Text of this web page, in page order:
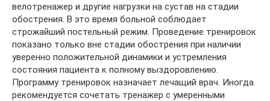
велотренажер и другие нагрузки на сустав на стадии
обострения. В это время больной соблюдает
строжайший постельный режим. Проведение тренировок
показано только вне стадии обострения при наличии
уверенно положительной динамики и устремления
состояния пациента к полному выздоровлению.
Программу тренировок назначает лечащий врач. Иногда
рекомендуется сочетать тренажер с умеренными